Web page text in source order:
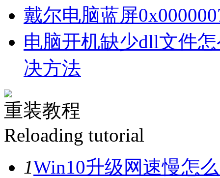
戴尔电脑蓝屏
电脑开机缺少dll文件
决方法
重装教程
Reloading tutorial
1Win10升级网速慢怎